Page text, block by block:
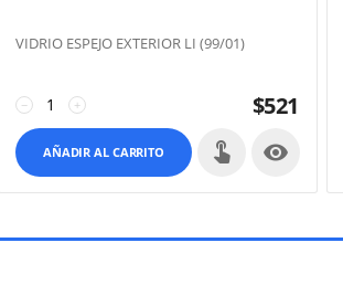
VIDRIO ESPEJO EXTERIOR LI (99/01)
+
− $521
AÑADIR AL CARRITO 